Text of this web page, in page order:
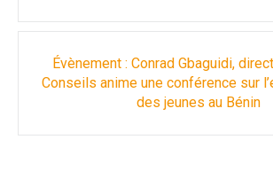
Évènement : Conrad Gbaguidi,
Conseils anime une conférence sur
des jeunes au Bénin